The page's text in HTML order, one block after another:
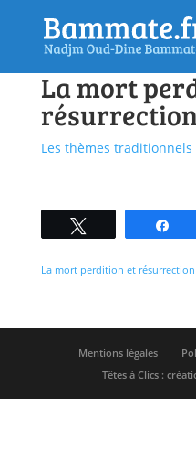
La mort
Les thèmes traditionnels
La mort perdition et résurrection
Mentions légales
Têtes à Clics :